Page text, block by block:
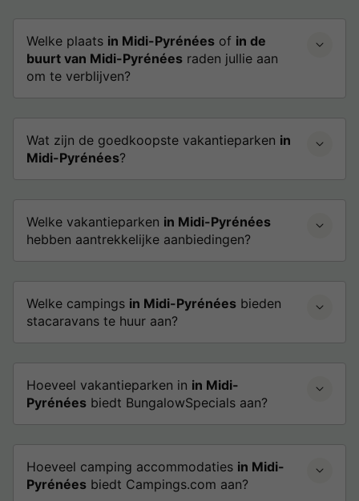
Welke plaats in Midi-Pyrénées of in de
buurt van Midi-Pyrénées raden jullie aan
om te verblijven?
Wat zijn de goedkoopste vakantieparken in
Midi-Pyrénées?
Welke vakantieparken in Midi-Pyrénées
hebben aantrekkelijke aanbiedingen?
Welke campings in Midi-Pyrénées bieden
stacaravans te huur aan?
Hoeveel vakantieparken in in Midi-
Pyrénées biedt BungalowSpecials aan?
Hoeveel camping accommodaties in Midi-
Pyrénées biedt Campings.com aan?